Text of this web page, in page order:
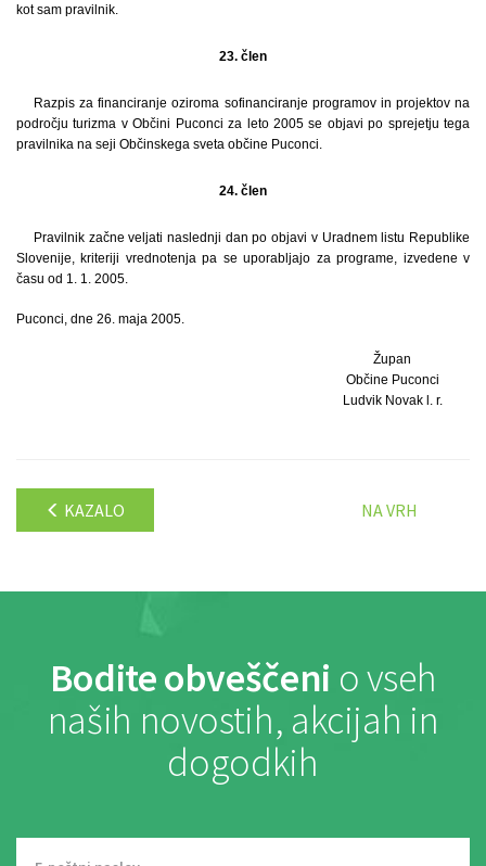
kot sam pravilnik.
23. člen
Razpis za financiranje oziroma sofinanciranje programov in projektov na
področju turizma v Občini Puconci za leto 2005 se objavi po sprejetju tega
pravilnika na seji Občinskega sveta občine Puconci.
24. člen
Pravilnik začne veljati naslednji dan po objavi v Uradnem listu Republike
Slovenije, kriteriji vrednotenja pa se uporabljajo za programe, izvedene v
času od 1. 1. 2005.
Puconci, dne 26. maja 2005.
Župan
Občine Puconci
Ludvik Novak l. r.
KAZALO NA VRH
Bodite obveščeni o vseh
naših novostih, akcijah in
dogodkih